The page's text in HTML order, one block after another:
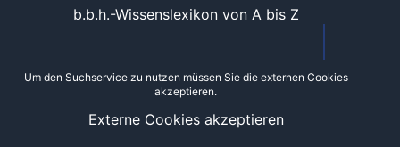
b.b.h.-Wissenslexikon von A bis Z
Um den Suchservice zu nutzen müssen Sie die externen Cookies
akzeptieren.
Externe Cookies akzeptieren